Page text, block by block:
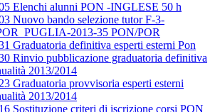
Elenchi alunni PON -INGLESE 50 h
Nuovo bando selezione tutor F-3-
2013-35 PON/POR
Graduatoria definitiva esperti esterni Pon
Rinvio pubblicazione graduatoria definitiva
2013/2014
Graduatoria provvisoria esperti esterni
2013/2014
Sostituzione criteri di iscrizione corsi PON